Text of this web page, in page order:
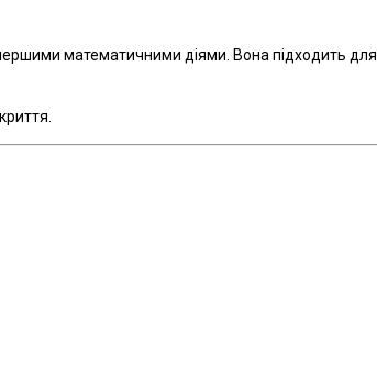
математичними діями. Вона підходить для